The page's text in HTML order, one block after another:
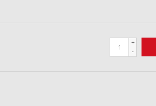
+
-